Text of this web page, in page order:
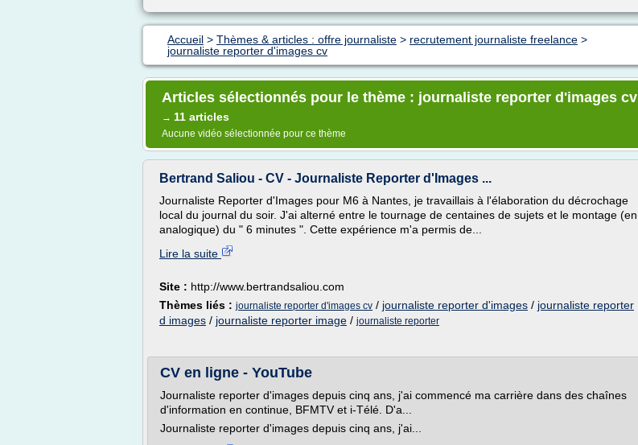
Accueil > Thèmes & articles : offre journaliste > recrutement journaliste freelance >
journaliste reporter d'images cv
Articles sélectionnés pour le thème : journaliste reporter d'images cv
→ 11 articles
Aucune vidéo sélectionnée pour ce thème
Bertrand Saliou - CV - Journaliste Reporter d'Images ...
Journaliste Reporter d'Images pour M6 à Nantes, je travaillais à l'élaboration du décrochage
local du journal du soir. J'ai alterné entre le tournage de centaines de sujets et le montage (en
analogique) du " 6 minutes ". Cette expérience m'a permis de...
Lire la suite
Site : http://www.bertrandsaliou.com
Thèmes liés : journaliste reporter d'images cv / journaliste reporter d'images / journaliste reporter
d images / journaliste reporter image / journaliste reporter
CV en ligne - YouTube
Journaliste reporter d'images depuis cinq ans, j'ai commencé ma carrière dans des chaînes
d'information en continue, BFMTV et i-Télé. D'a...
Journaliste reporter d'images depuis cinq ans, j'ai...